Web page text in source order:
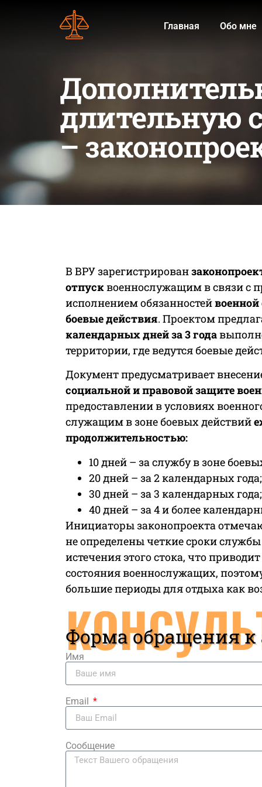
Главная Обо мне
длительную
–
В ВРУ зарегистрирован
отпусквоеннослужащим в связи с
исполнением обязанностей
боевые действия. Проектом
календарных днейза 3 года
территории, где ведутся боевые
Документ предусматривает
социальной и правовой защите
предоставлении в условиях
служащим в зоне боевых действий
продолжительностью:
10 дней – за службу в зоне
20 дней – за 2 календарных года;
30 дней – за 3 календарных года;
40 дней – за 4 и более
Инициаторы законопроекта
не определены четкие сроки
истечения этого стока, что
состояния военнослужащих,
большие периоды для отдыха как
Форма обращения к
Имя
Email
Сообщение